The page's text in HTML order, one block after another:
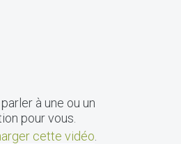
à une ou un
pour vous.
cette vidéo